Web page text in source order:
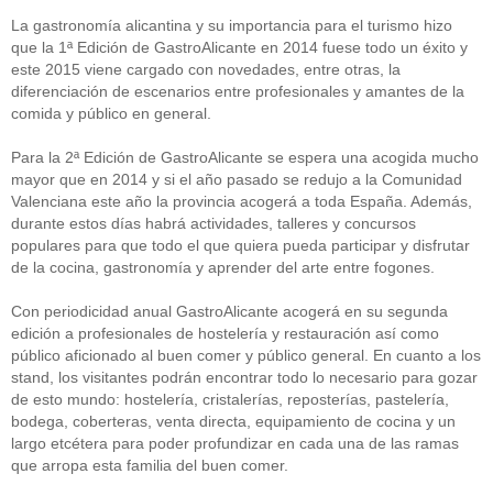
La gastronomía alicantina y su importancia para el turismo hizo
que la 1ª Edición de GastroAlicante en 2014 fuese todo un éxito y
este 2015 viene cargado con novedades, entre otras, la
diferenciación de escenarios entre profesionales y amantes de la
comida y público en general.
Para la 2ª Edición de GastroAlicante se espera una acogida mucho
mayor que en 2014 y si el año pasado se redujo a la Comunidad
Valenciana este año la provincia acogerá a toda España. Además,
durante estos días habrá actividades, talleres y concursos
populares para que todo el que quiera pueda participar y disfrutar
de la cocina, gastronomía y aprender del arte entre fogones.
Con periodicidad anual GastroAlicante acogerá en su segunda
edición a profesionales de hostelería y restauración así como
público aficionado al buen comer y público general. En cuanto a los
stand, los visitantes podrán encontrar todo lo necesario para gozar
de esto mundo: hostelería, cristalerías, reposterías, pastelería,
bodega, coberteras, venta directa, equipamiento de cocina y un
largo etcétera para poder profundizar en cada una de las ramas
que arropa esta familia del buen comer.